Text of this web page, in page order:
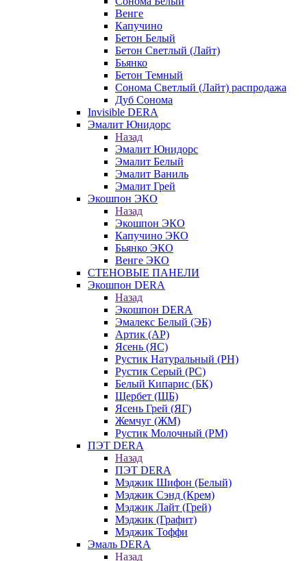
Венге
Капучино
Бетон Белый
Бетон Светлый (Лайт)
Бьянко
Бетон Темный
Сонома Светлый (Лайт) распродажа
Дуб Сонома
Invisible DERA
Эмалит Юнидорс
Назад
Эмалит Юнидорс
Эмалит Белый
Эмалит Ваниль
Эмалит Грей
Экошпон ЭКО
Назад
Экошпон ЭКО
Капучино ЭКО
Бьянко ЭКО
Венге ЭКО
СТЕНОВЫЕ ПАНЕЛИ
Экошпон DERA
Назад
Экошпон DERA
Эмалекс Белый (ЭБ)
Артик (АР)
Ясень (ЯС)
Рустик Натуральный (РН)
Рустик Серый (РС)
Белый Кипарис (БК)
Щербет (ЩБ)
Ясень Грей (ЯГ)
Жемчуг (ЖМ)
Рустик Молочный (РМ)
ПЭТ DERA
Назад
ПЭТ DERA
Мэджик Шифон (Белый)
Мэджик Сэнд (Крем)
Мэджик Лайт (Грей)
Мэджик (Графит)
Мэджик Тоффи
Эмаль DERA
Назад